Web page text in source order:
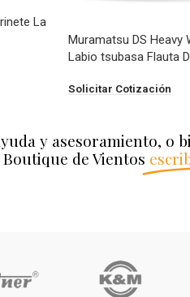
La
Muramatsu DS Heavy
Labio tsubasa Flauta
Solicitar Cotización
y asesoramiento,
de Vientos